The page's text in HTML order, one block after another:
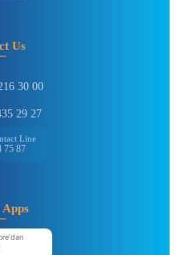
Us
30 00
29 27
Line
75 87